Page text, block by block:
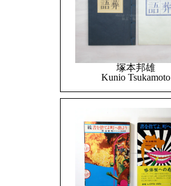
塚本邦雄
Kunio Tsukamoto